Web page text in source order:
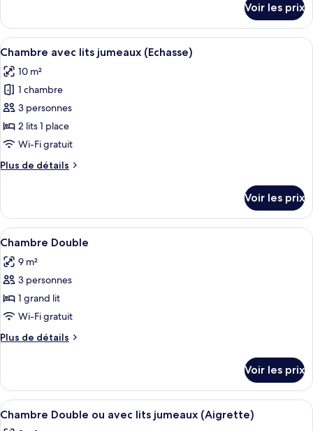
accessible
aux
personnes
à
mobilité
réduite
le
type
de
Chambre
Double,
accessible
aux
personnes
à
mobilité
réduite
Voir les prix
Afficher
toutes
les
photos
pour
ce
type
chambre :
lits
jumeaux
(Echasse)
Chambre avec lits jumeaux
2
Chambre avec lits jumeaux (Echasse)
10 m²
1 chambre
3 personnes
2 lits 1 place
Wi-Fi gratuit
Plus de détails
Plus
le
type
de
Chambre
avec
jumeaux
(Echasse)
Voir les prix
Afficher
toutes
les
photos
pour
ce
type
de
Chambre
Double
Chambre Double | Literie
3
Chambre Double
9 m²
3 personnes
1 grand lit
Wi-Fi gratuit
Plus de détails
Plus
le
type
de
Voir les prix
Afficher
toutes
Chambre Double ou avec lits
4
Chambre Double ou avec lits jumeaux (Aigrette)